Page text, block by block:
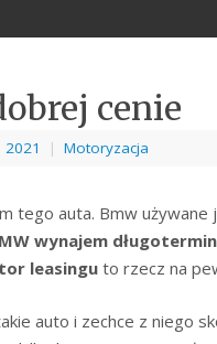
cenie
| Motoryzacja
tego auta. Bmw
wynajem
leasinguto rzecz na
auto i zechce z niego